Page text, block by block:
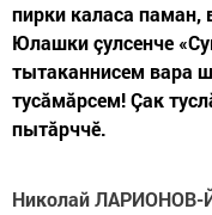
пирки каласа паман,
Юлашки çулсенче
тытаканнисем вара
тусăмăрсем! Çак
пытăрччӗ.
Николай